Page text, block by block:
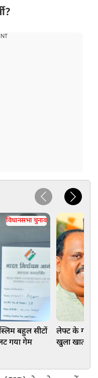
विधानसभा चुनाव
बहुल सीटों
गया गेम
लेफ्ट के गढ़ में
खुला खाता,